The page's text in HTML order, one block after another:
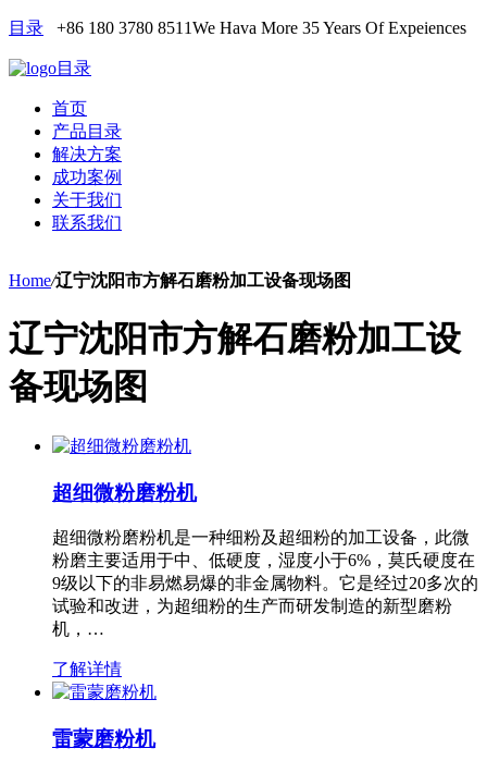
目录 +86 180 3780 8511We Hava More 35 Years Of Expeiences
目录
首页
产品目录
解决方案
成功案例
关于我们
联系我们
Home/辽宁沈阳市方解石磨粉加工设备现场图
辽宁沈阳市方解石磨粉加工设
备现场图
超细微粉磨粉机
超细微粉磨粉机是一种细粉及超细粉的加工设备，此微
粉磨主要适用于中、低硬度，湿度小于6%，莫氏硬度在
9级以下的非易燃易爆的非金属物料。它是经过20多次的
试验和改进，为超细粉的生产而研发制造的新型磨粉
机，…
了解详情
雷蒙磨粉机